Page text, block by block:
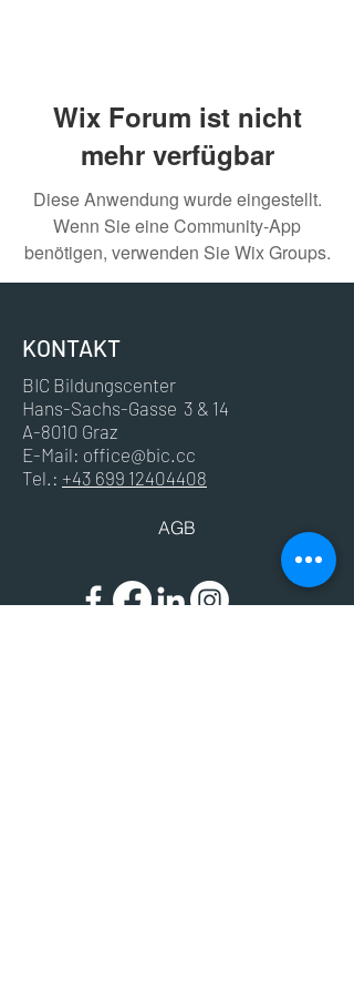
Wix Forum ist nicht
mehr verfügbar
Diese Anwendung wurde eingestellt.
Wenn Sie eine Community-App
benötigen, verwenden Sie Wix Groups.
KONTAKT
BIC Bildungscenter
Hans-Sachs-Gasse 3 & 14
A-8010 Graz
E-Mail: office@bic.cc
Tel.: +43 699 12404408
AGB